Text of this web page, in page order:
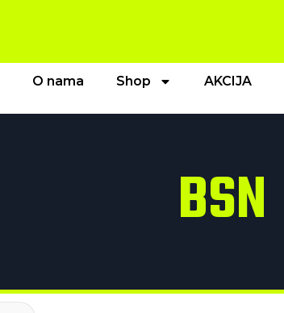
O nama Shop AKCIJA
BSN